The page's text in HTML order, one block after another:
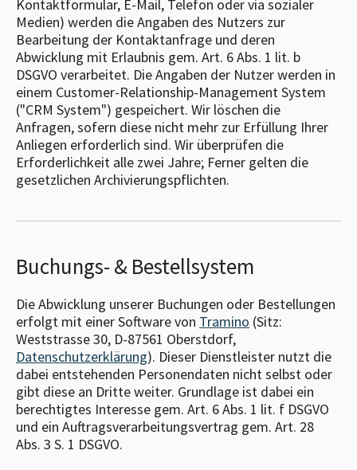
Kontaktformular, E-Mail, Telefon oder via sozialer
Medien) werden die Angaben des Nutzers zur
Bearbeitung der Kontaktanfrage und deren
Abwicklung mit Erlaubnis gem. Art. 6 Abs. 1 lit. b
DSGVO verarbeitet. Die Angaben der Nutzer werden in
einem Customer-Relationship-Management System
("CRM System") gespeichert. Wir löschen die
Anfragen, sofern diese nicht mehr zur Erfüllung Ihrer
Anliegen erforderlich sind. Wir überprüfen die
Erforderlichkeit alle zwei Jahre; Ferner gelten die
gesetzlichen Archivierungspflichten.
Buchungs- & Bestellsystem
Die Abwicklung unserer Buchungen oder Bestellungen
erfolgt mit einer Software von Tramino (Sitz:
Weststrasse 30, D-87561 Oberstdorf,
Datenschutzerklärung). Dieser Dienstleister nutzt die
dabei entstehenden Personendaten nicht selbst oder
gibt diese an Dritte weiter. Grundlage ist dabei ein
berechtigtes Interesse gem. Art. 6 Abs. 1 lit. f DSGVO
und ein Auftragsverarbeitungsvertrag gem. Art. 28
Abs. 3 S. 1 DSGVO.